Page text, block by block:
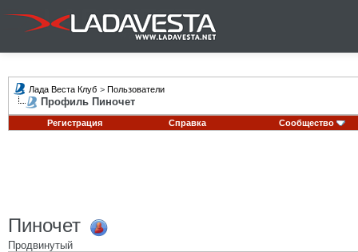
Лада Веста Клуб > Пользователи
Профиль Пиночет
Регистрация Справка Сообщество
Пиночет
Продвинутый